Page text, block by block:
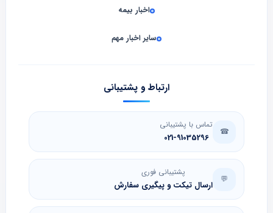
اخبار بیمه
سایر اخبار مهم
ارتباط و پشتیبانی
☎
تماس با پشتیبانی
021-91035296
💬
پشتیبانی فوری
ارسال تیکت و پیگیری سفارش